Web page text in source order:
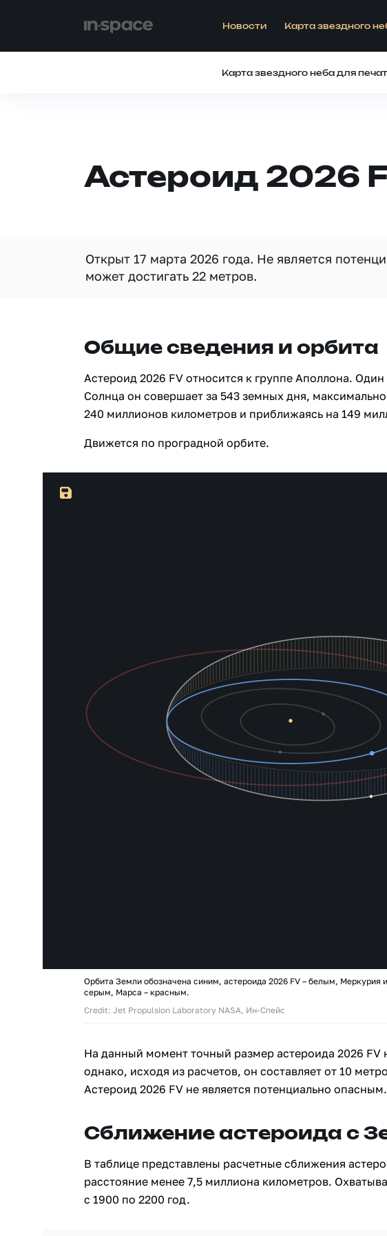
Новости Карта звездного
Карта звездного неба для
Астероид 2026
Открыт 17 марта 2026 года. Не является
может достигать 22 метров.
Общие сведения и орбита
Астероид 2026 FV относится к группе Аполлона.
Солнца он совершает за 543 земных дня, максимально
240 миллионов километров и приближаясь на 149
Движется по проградной орбите.
Орбита Земли обозначена синим, астероида 2026 FV – белым, Меркурия
серым, Марса – красным.
Credit: Jet Propulsion Laboratory NASA, Ин-Спейс
На данный момент точный размер астероида 2026 FV
однако, исходя из расчетов, он составляет от 10
Астероид 2026 FV не является потенциально опасным.
Сближение астероида с
В таблице представлены расчетные сближения
расстояние менее 7,5 миллиона километров.
с 1900 по 2200 год.